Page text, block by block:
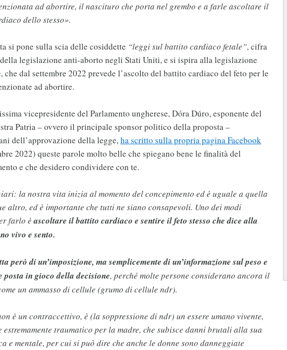
ad abortire, il nascituro che porta nel grembo e a farle ascoltare il
dello stesso».
si pone sulla scia delle cosiddette “leggi sul battito cardiaco fetale”, cifra
legislazione anti-aborto negli Stati Uniti, e si ispira alla legislazione
che dal settembre 2022 prevede l’ascolto del battito cardiaco del feto per le
ad abortire.
vicepresidente del Parlamento ungherese, Dóra Dúro, esponente del
Patria – ovvero il principale sponsor politico della proposta –
dell’approvazione della legge,ha scritto sulla propria pagina Facebook
2022) queste parole molto belle che spiegano bene le finalità del
e che desidero condividere con te.
la nostra vita inizia al momento del concepimento ed è uguale a quella
altro, ed è importante che tutti ne siano consapevoli. Uno dei modi
farlo èascoltare il battito cardiaco e sentire il feto stesso che dice alla
vivo e sento.
però di un’imposizione, ma semplicemente di un’informazione sul peso e
posta in gioco della decisione, perché molte persone considerano ancora il
un ammasso di cellule (grumo di cellule ndr).
è un contraccettivo, è (la soppressione di ndr) un essere umano vivente,
estremamente traumatico per la madre, che subisce danni brutali alla sua
e mentale, per cui si può dire che anche le donne sono danneggiate